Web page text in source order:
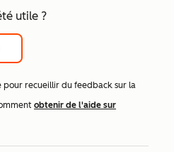
utile ?
recueillir du feedback sur la
obtenir de l'aide sur